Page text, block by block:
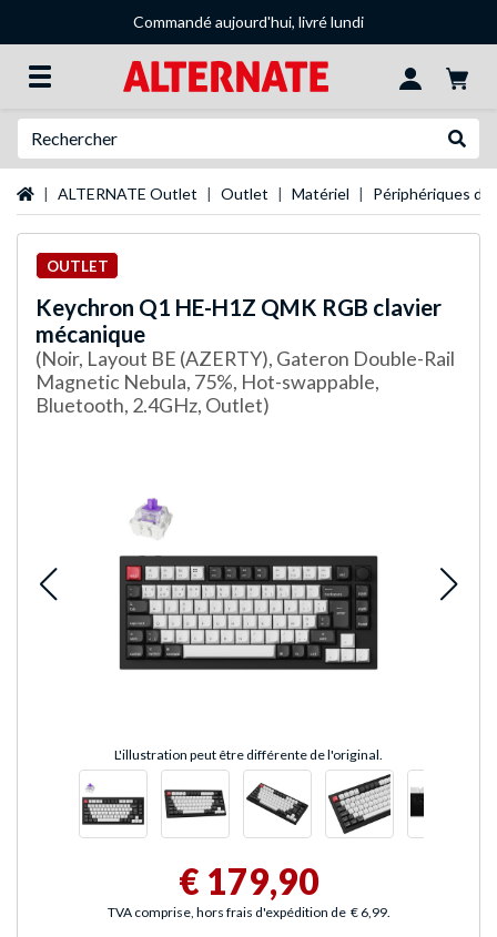
Commandé aujourd'hui, livré lundi
Page d'accueil
ALTERNATE Outlet Outlet Matériel Périphériques
OUTLET
Keychron Q1 HE-H1Z QMK RGB clavier
mécanique
(Noir, Layout BE (AZERTY), Gateron Double-Rail
Magnetic Nebula, 75%, Hot-swappable,
Bluetooth, 2.4GHz, Outlet)
L'illustration peut être différente de l'original.
€ 179,90
TVA comprise, hors frais d'expédition de € 6,99.